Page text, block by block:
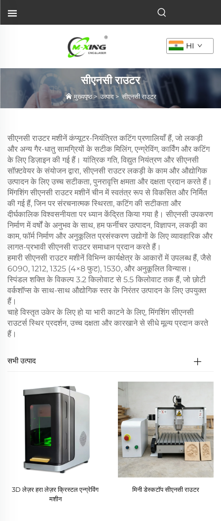
HI
सीएनसी राउटर
मुख्यपृष्ठ> उत्पाद>सीएनसी राउटर
सीएनसी राउटर मशीनें कंप्यूटर-नियंत्रित कटिंग प्रणालियाँ हैं, जो लकड़ी
और अन्य गैर-धातु सामग्रियों के सटीक मिलिंग, एन्ग्रेविंग, कार्विंग और कटिंग
के लिए डिज़ाइन की गई हैं। यांत्रिक गति, विद्युत नियंत्रण और सीएनसी
सॉफ़्टवेयर के संयोजन द्वारा, सीएनसी राउटर लकड़ी के काम और औद्योगिक
उत्पादन के लिए उच्च सटीकता, पुनरावृत्ति क्षमता और दक्षता प्रदान करते हैं।
मिंगशिंग सीएनसी राउटर मशीनें चीन में स्वतंत्र रूप से विकसित और निर्मित
की गई हैं, जिन पर संरचनात्मक स्थिरता, कटिंग की सटीकता और
दीर्घकालिक विश्वसनीयता पर ध्यान केंद्रित किया गया है। सीएनसी उपकरण
निर्माण में वर्षों के अनुभव के साथ, हम फर्नीचर उत्पादन, विज्ञापन, लकड़ी का
काम, फॉर्म निर्माण और अनुकूलित प्रसंस्करण उद्योगों के लिए व्यावहारिक और
लागत-प्रभावी सीएनसी राउटर समाधान प्रदान करते हैं।
हमारी सीएनसी राउटर मशीनें विभिन्न कार्यक्षेत्र के आकारों में उपलब्ध हैं, जैसे
6090, 1212, 1325 (4×8 फुट), 1530, और अनुकूलित विन्यास।
स्पिंडल शक्ति के विकल्प 3.2 किलोवाट से 5.5 किलोवाट तक हैं, जो छोटी
वर्कशॉप्स के साथ-साथ औद्योगिक स्तर के निरंतर उत्पादन के लिए उपयुक्त
हैं।
चाहे विस्तृत उकेर के लिए हो या भारी काटने के लिए, मिंगशिंग सीएनसी
राउटर्स स्थिर प्रदर्शन, उच्च दक्षता और कारखाने से सीधे मूल्य प्रदान करते
हैं।
सभी उत्पाद
3D लेज़र हरा लेज़र क्रिस्टल एन्ग्रेविंग
मशीन
मिनी डेस्कटॉप सीएनसी राउटर